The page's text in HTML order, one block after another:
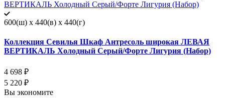
600(ш) x 440(в) x 440(г)
Коллекция Севилья Шкаф Антресоль широкая ЛЕВАЯ
ВЕРТИКАЛЬ Холодный Серый/Форте Лигурия (Набор)
4 698 ₽
5 220 ₽
Вы экономите